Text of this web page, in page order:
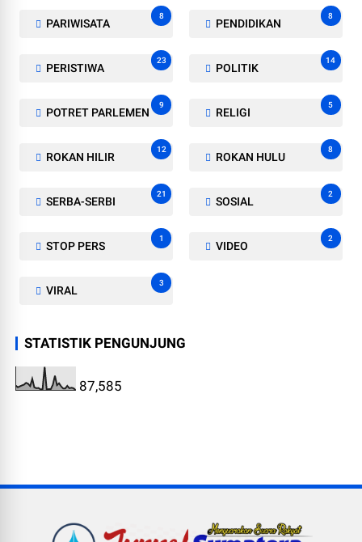
PARIWISATA
8
PENDIDIKAN
8
PERISTIWA
23
POLITIK
14
POTRET PARLEMEN
9
RELIGI
5
ROKAN HILIR
12
ROKAN HULU
8
SERBA-SERBI
21
SOSIAL
2
STOP PERS
1
VIDEO
2
VIRAL
3
STATISTIK PENGUNJUNG
87,585